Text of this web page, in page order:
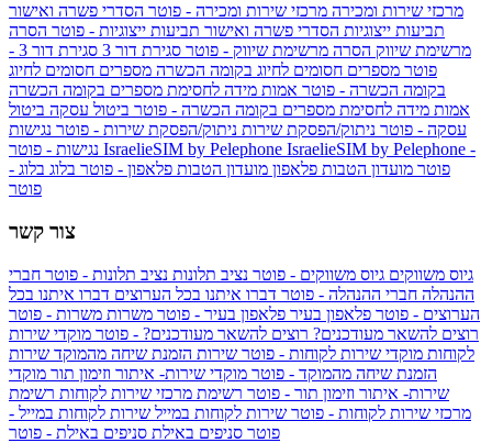
מרכזי שירות ומכירה מרכזי שירות ומכירה - פוטר הסדרי פשרה ואישור
תביעות ייצוגיות הסדרי פשרה ואישור תביעות ייצוגיות - פוטר הסרה
מרשימת שיווק הסרה מרשימת שיווק - פוטר סגירת דור 3
סגירת דור 3 -
פוטר מספרים חסומים לחיוג בקומה הכשרה מספרים חסומים לחיוג
בקומה הכשרה - פוטר אמות מידה לחסימת מספרים בקומה הכשרה
אמות מידה לחסימת מספרים בקומה הכשרה - פוטר ביטול עסקה ביטול
עסקה - פוטר ניתוק/הפסקת שירות ניתוק/הפסקת שירות - פוטר נגישות
IsraelieSIM by Pelephone IsraelieSIM by Pelephone -
פוטר מועדון הטבות פלאפון מועדון הטבות פלאפון - פוטר בלוג בלוג -
פוטר
צור קשר
גיוס משווקים גיוס משווקים - פוטר נציב תלונות נציב תלונות - פוטר חברי
ההנהלה חברי ההנהלה - פוטר דברו איתנו בכל הערוצים דברו איתנו בכל
הערוצים - פוטר פלאפון בעיר פלאפון בעיר - פוטר משרות משרות - פוטר
רוצים להשאר מעודכנים? רוצים להשאר מעודכנים? - פוטר מוקדי שירות
לקוחות מוקדי שירות לקוחות - פוטר שירות הזמנת שיחה מהמוקד שירות
הזמנת שיחה מהמוקד - פוטר מוקדי שירות- איתור וזימון תור מוקדי
שירות- איתור וזימון תור - פוטר רשימת מרכזי שירות לקוחות רשימת
מרכזי שירות לקוחות - פוטר שירות לקוחות במייל שירות לקוחות במייל -
פוטר סניפים באילת סניפים באילת - פוטר